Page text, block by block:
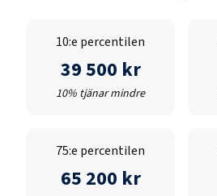
10:e percentilen
39 500 kr
10% tjänar mindre
75:e percentilen
65 200 kr